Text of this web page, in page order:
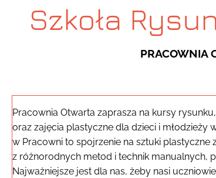
Szkoła
PRACOWNIA
Pracownia Otwarta zaprasza na kursy
oraz zajęcia plastyczne dla dzieci i młodzieży
w Pracowni to spojrzenie na sztuki plastyczne
z różnorodnych metod i technik manualnych,
Najważniejsze jest dla nas, żeby nasi